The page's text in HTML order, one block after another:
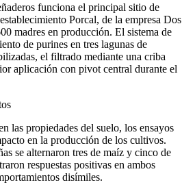
funciona el principal sitio de
Porcal, de la empresa Dos
madres en producción. El sistema de
de purines en tres lagunas de
el filtrado mediante una criba
aplicación con pivot central durante el
las propiedades del suelo, los ensayos
en la producción de los cultivos.
se alternaron tres de maíz y cinco de
respuestas positivas en ambos
disímiles.